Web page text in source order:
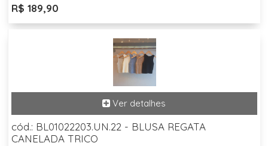
R$ 189,90
cód.: BL01022203.UN.22 - BLUSA REGATA
CANELADA TRICO